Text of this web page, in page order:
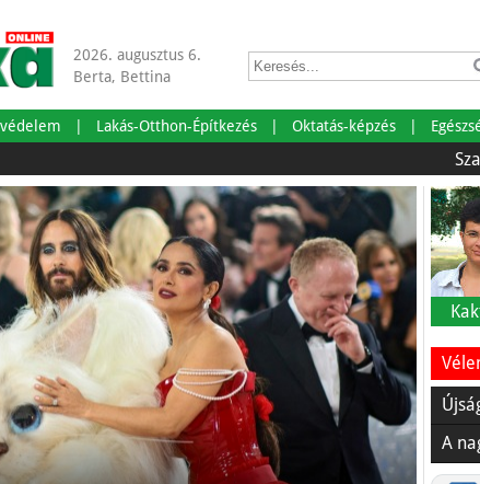
2026. augusztus 6.
Berta, Bettina
Lakás-Otthon-Építkezés Oktatás-képzés
A